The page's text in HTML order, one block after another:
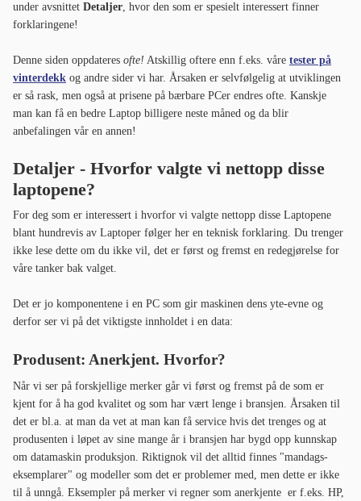
under avsnittet Detaljer , hvor den som er spesielt interessert finner
forklaringene!
Denne siden oppdateres ofte! Atskillig oftere enn f.eks. våre tester på
vinterdekk og andre sider vi har. Årsaken er selvfølgelig at utviklingen
er så rask, men også at prisene på bærbare PCer endres ofte. Kanskje
man kan få en bedre Laptop billigere neste måned og da blir
anbefalingen vår en annen!
Detaljer - Hvorfor valgte vi nettopp disse
laptopene?
For deg som er interessert i hvorfor vi valgte nettopp disse Laptopene
blant hundrevis av Laptoper følger her en teknisk forklaring. Du trenger
ikke lese dette om du ikke vil, det er først og fremst en redegjørelse for
våre tanker bak valget.
Det er jo komponentene i en PC som gir maskinen dens yte-evne og
derfor ser vi på det viktigste innholdet i en data:
Produsent: Anerkjent. Hvorfor?
Når vi ser på forskjellige merker går vi først og fremst på de som er
kjent for å ha god kvalitet og som har vært lenge i bransjen. Årsaken til
det er bl.a. at man da vet at man kan få service hvis det trenges og at
produsenten i løpet av sine mange år i bransjen har bygd opp kunnskap
om datamaskin produksjon. Riktignok vil det alltid finnes "mandags-
eksemplarer" og modeller som det er problemer med, men dette er ikke
til å unngå. Eksempler på merker vi regner som anerkjente er f.eks. HP,